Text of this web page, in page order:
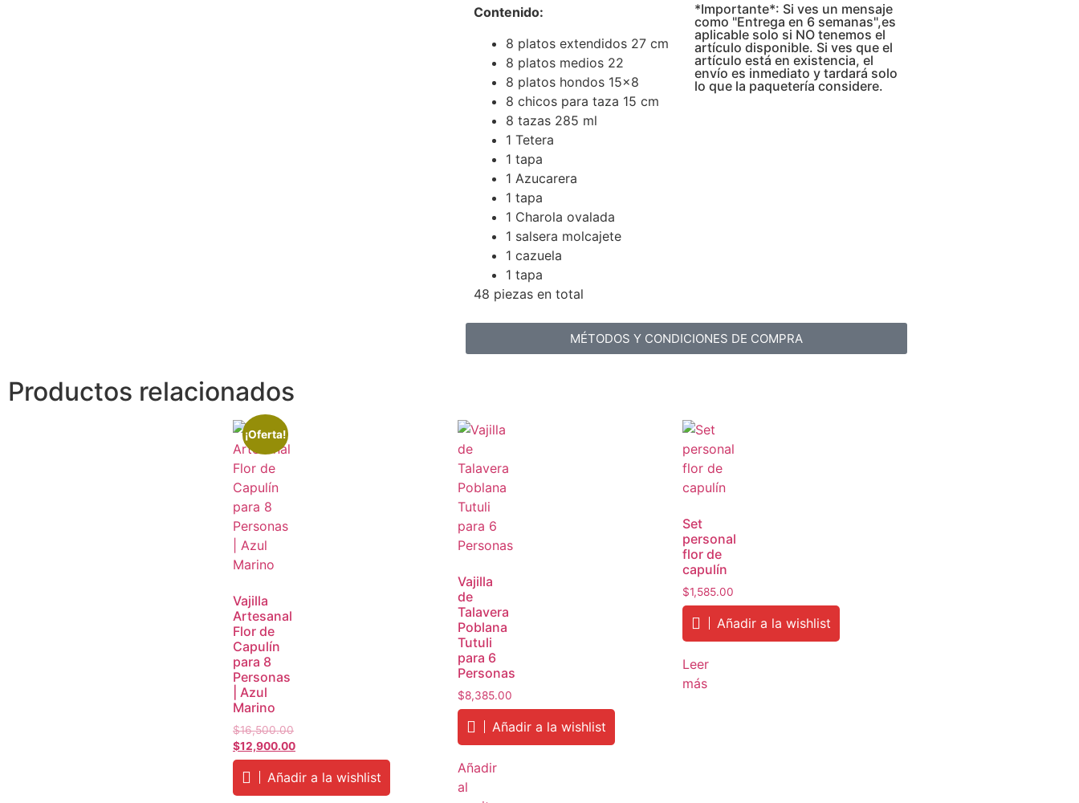
Contenido:
8 platos extendidos 27 cm
8 platos medios 22
8 platos hondos 15×8
8 chicos para taza 15 cm
8 tazas 285 ml
1 Tetera
1 tapa
1 Azucarera
1 tapa
1 Charola ovalada
1 salsera molcajete
1 cazuela
1 tapa
48 piezas en total
*Importante*: Si ves un mensaje
como "Entrega en 6 semanas",es
aplicable solo si NO tenemos el
artículo disponible. Si ves que el
artículo está en existencia, el
envío es inmediato y tardará solo
lo que la paquetería considere.
MÉTODOS Y CONDICIONES DE COMPRA
Productos relacionados
¡Oferta!
Vajilla
Artesanal
Flor de
Capulín
para 8
Personas
| Azul
Marino
$16,500.00
$12,900.00
Añadir a la wishlist
Vajilla
de
Talavera
Poblana
Tutuli
para 6
Personas
$8,385.00
Añadir a la wishlist
Añadir
al
Set
personal
flor de
capulín
$1,585.00
Añadir a la wishlist
Leer
más